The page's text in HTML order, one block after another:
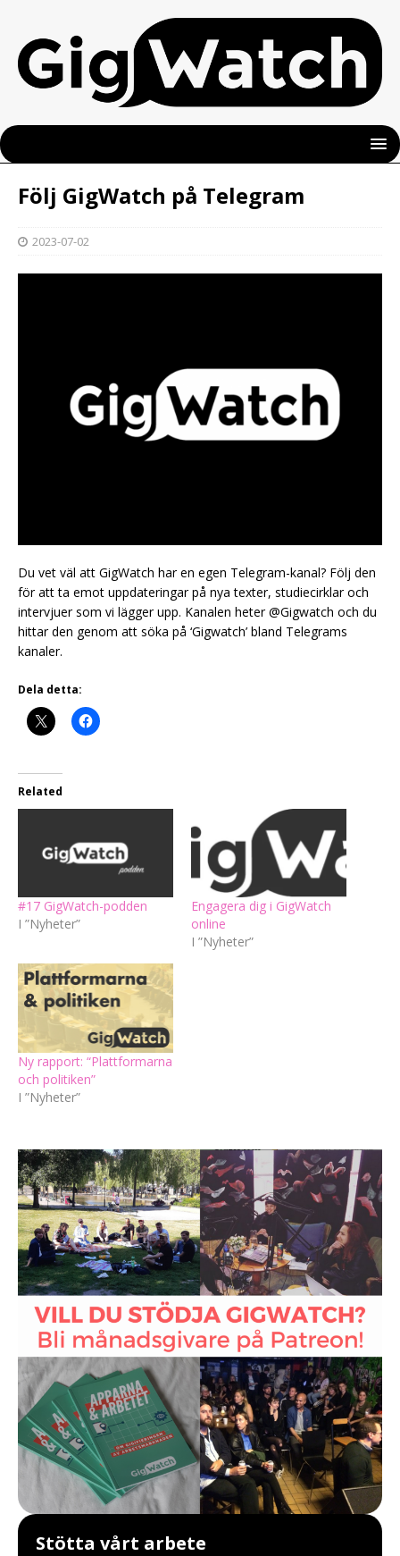
Följ GigWatch på Telegram
2023-07-02
Du vet väl att GigWatch har en egen Telegram-kanal? Följ den
för att ta emot uppdateringar på nya texter, studiecirklar och
intervjuer som vi lägger upp. Kanalen heter @Gigwatch och du
hittar den genom att söka på ‘Gigwatch’ bland Telegrams
kanaler.
Dela detta:
Related
#17 GigWatch-podden
I ”Nyheter”
Engagera dig i GigWatch
online
I ”Nyheter”
Ny rapport: “Plattformarna
och politiken”
I ”Nyheter”
Stötta vårt arbete